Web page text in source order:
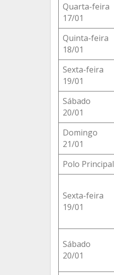
Quarta-feira
17/01
Quinta-feira
18/01
Sexta-feira
19/01
Sábado
20/01
Domingo
21/01
Polo Principal
Sexta-feira
19/01
Sábado
20/01